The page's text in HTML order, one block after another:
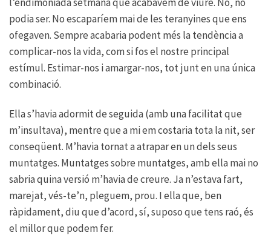
podia ser. No escaparíem mai de les teranyines que ens
ofegaven. Sempre acabaria podent més la tendència a
complicar-nos la vida, com si fos el nostre principal
estímul. Estimar-nos i amargar-nos, tot junt en una única
combinació.
Ella s’havia adormit de seguida (amb una facilitat que
m’insultava), mentre que a mi em costaria tota la nit, ser
conseqüent. M’havia tornat a atrapar en un dels seus
muntatges. Muntatges sobre muntatges, amb ella mai no
sabria quina versió m’havia de creure. Ja n’estava fart,
marejat, vés-te’n, pleguem, prou. I ella que, ben
ràpidament, diu que d’acord, sí, suposo que tens raó, és
el millor que podem fer.